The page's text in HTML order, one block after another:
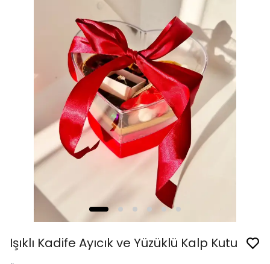
Işıklı Kadife Ayıcık ve Yüzüklü Kalp Kutu